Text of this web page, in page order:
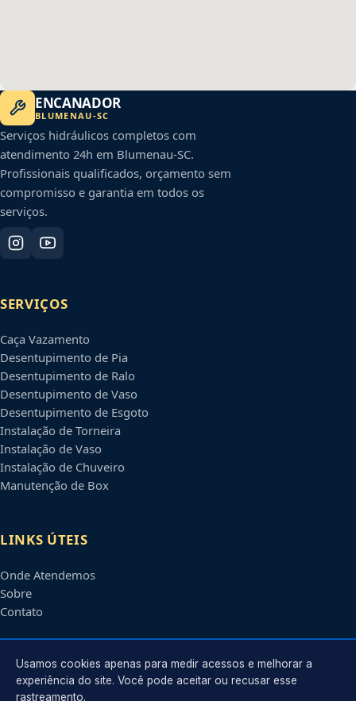
ENCANADOR
BLUMENAU-SC
Serviços hidráulicos completos com
atendimento 24h em Blumenau-SC.
Profissionais qualificados, orçamento sem
compromisso e garantia em todos os
serviços.
SERVIÇOS
Caça Vazamento
Desentupimento de Pia
Desentupimento de Ralo
Desentupimento de Vaso
Desentupimento de Esgoto
Instalação de Torneira
Instalação de Vaso
Instalação de Chuveiro
Manutenção de Box
LINKS ÚTEIS
Onde Atendemos
Sobre
Contato
CONTATO
Usamos cookies apenas para medir acessos e melhorar a
experiência do site. Você pode aceitar ou recusar esse
rastreamento.